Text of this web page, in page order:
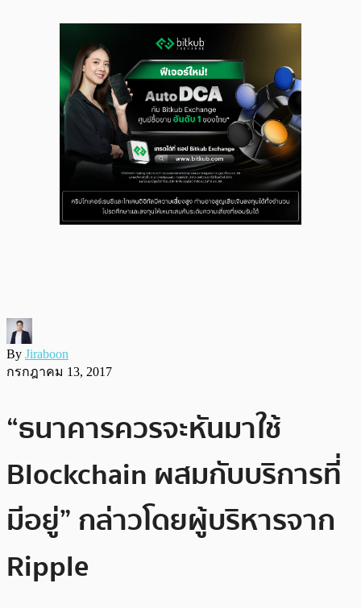
By Jiraboon
กรกฎาคม 13, 2017
“ธนาคารควรจะหันมาใช้
Blockchain ผสมกับบริการที่
มีอยู่” กล่าวโดยผู้บริหารจาก
Ripple